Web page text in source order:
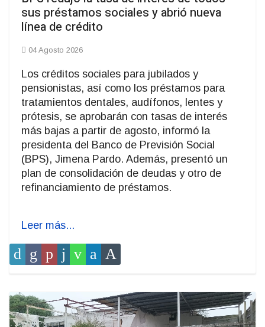
sus préstamos sociales y abrió nueva
línea de crédito
04 Agosto 2026
Los créditos sociales para jubilados y
pensionistas, así como los préstamos para
tratamientos dentales, audífonos, lentes y
prótesis, se aprobarán con tasas de interés
más bajas a partir de agosto, informó la
presidenta del Banco de Previsión Social
(BPS), Jimena Pardo. Además, presentó un
plan de consolidación de deudas y otro de
refinanciamiento de préstamos.
Leer más...